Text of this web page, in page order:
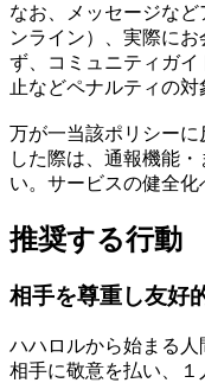
なお、メッセージな
ンライン）、実際に
ず、コミュニティガ
止などペナルティの対
万が一当該ポリシー
した際は、通報機能
い。サービスの健全化
推奨する行動
相手を尊重し友好
ハハロルから始まる
相手に敬意を払い、１